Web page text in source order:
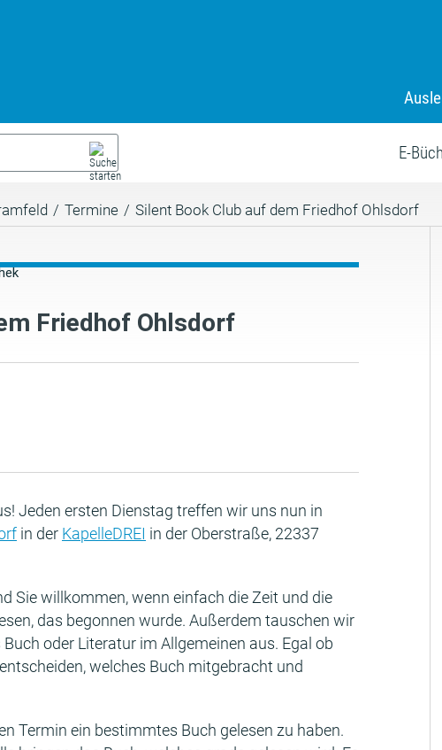
E-
/ Termine / Silent Book Club auf dem Friedhof Ohlsdorf
Friedhof Ohlsdorf
Jeden ersten Dienstag treffen wir uns nun in
in der KapelleDREI in der Oberstraße, 22337
Sie willkommen, wenn einfach die Zeit und die
das begonnen wurde. Außerdem tauschen wir
oder Literatur im Allgemeinen aus. Egal ob
welches Buch mitgebracht und
Termin ein bestimmtes Buch gelesen zu haben.